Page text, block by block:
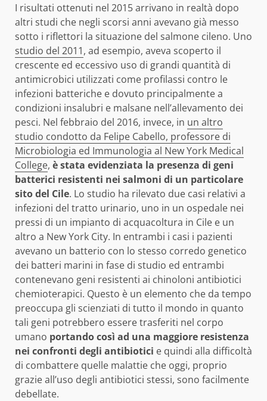
I risultati ottenuti nel 2015 arrivano in realtà dopo
altri studi che negli scorsi anni avevano già messo
sotto i riflettori la situazione del salmone cileno. Uno
studio del 2011, ad esempio, aveva scoperto il
crescente ed eccessivo uso di grandi quantità di
antimicrobici utilizzati come profilassi contro le
infezioni batteriche e dovuto principalmente a
condizioni insalubri e malsane nell’allevamento dei
pesci. Nel febbraio del 2016, invece, in un altro
studio condotto da Felipe Cabello, professore di
Microbiologia ed Immunologia al New York Medical
College, è stata evidenziata la presenza di geni
batterici resistenti nei salmoni di un particolare
sito del Cile. Lo studio ha rilevato due casi relativi a
infezioni del tratto urinario, uno in un ospedale nei
pressi di un impianto di acquacoltura in Cile e un
altro a New York City. In entrambi i casi i pazienti
avevano un batterio con lo stesso corredo genetico
dei batteri marini in fase di studio ed entrambi
contenevano geni resistenti ai chinoloni antibiotici
chemioterapici. Questo è un elemento che da tempo
preoccupa gli scienziati di tutto il mondo in quanto
tali geni potrebbero essere trasferiti nel corpo
umano portando così ad una maggiore resistenza
nei confronti degli antibiotici e quindi alla difficoltà
di combattere quelle malattie che oggi, proprio
grazie all’uso degli antibiotici stessi, sono facilmente
debellate.